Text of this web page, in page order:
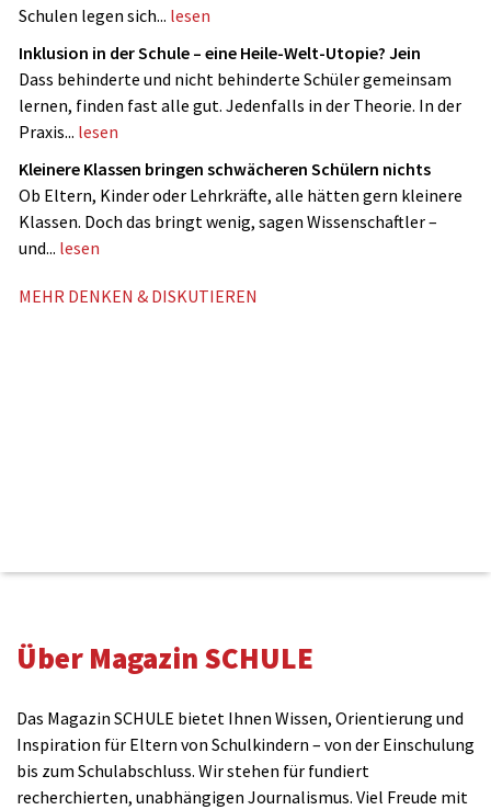
Schulen legen sich... lesen
Inklusion in der Schule – eine Heile-Welt-Utopie? Jein
Dass behinderte und nicht ­behinderte Schüler gemeinsam
lernen, finden fast alle gut. Jedenfalls in der Theorie. In der
Praxis... lesen
Kleinere Klassen bringen schwächeren Schülern nichts
Ob Eltern, Kinder oder Lehrkräfte, alle hätten gern kleinere
Klassen. Doch das bringt wenig, sagen Wissenschaftler –
und... lesen
MEHR DENKEN & DISKUTIEREN
Name(benötigt)
E-Mail(wird nicht veröffentlicht)(benötigt)
Über Magazin SCHULE
Das Magazin SCHULE bietet Ihnen Wissen, Orientierung und
Inspiration für Eltern von Schulkindern – von der Einschulung
bis zum Schulabschluss. Wir stehen für fundiert
recherchierten, unabhängigen Journalismus. Viel Freude mit